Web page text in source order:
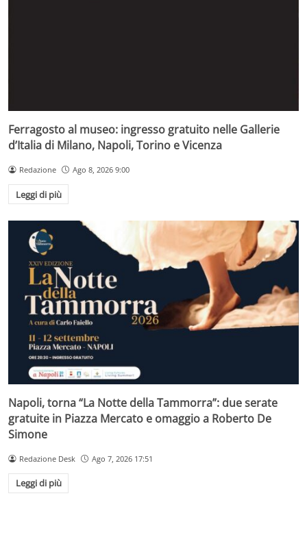
Ferragosto al museo: ingresso gratuito nelle Gallerie
d’Italia di Milano, Napoli, Torino e Vicenza
Redazione Ago 8, 2026 9:00
Leggi di più
Napoli, torna “La Notte della Tammorra”: due serate
gratuite in Piazza Mercato e omaggio a Roberto De
Simone
Redazione Desk Ago 7, 2026 17:51
Leggi di più